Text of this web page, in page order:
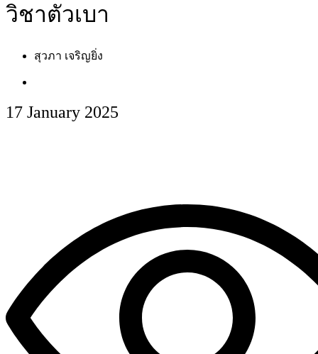
วิชาตัวเบา
สุวภา เจริญยิ่ง
17 January 2025